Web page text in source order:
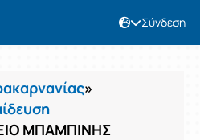
Σύνδεση
»
ΜΠΑΜΠΙΝΗΣ